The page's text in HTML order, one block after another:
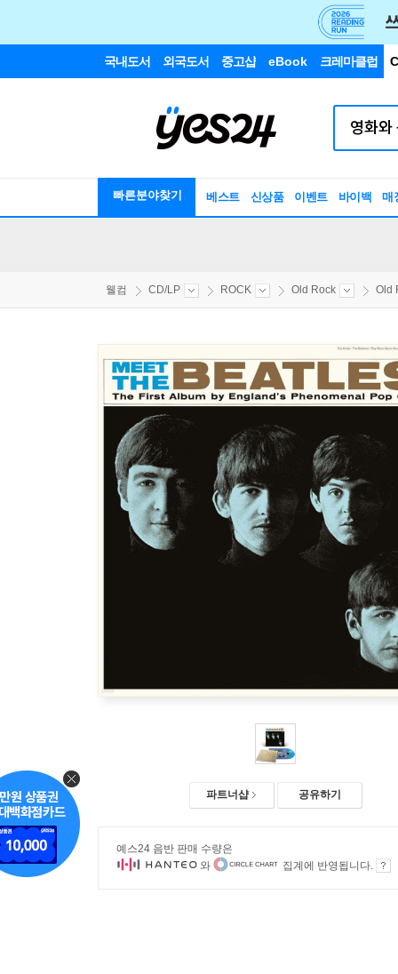
국내도서 외국도서 중고샵 eBook 크레마클럽
빠른분야찾기 베스트 신상품 이벤트 바이백 매
웰컴 CD/LP ROCK Old Rock Old
파트너샵 공유하기
예스24 음반 판매 수량은
와
집계에 반영됩니다.